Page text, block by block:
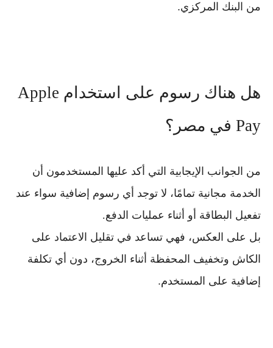
من البنك المركزي.
هل هناك رسوم على استخدام Apple
Pay في مصر؟
من الجوانب الإيجابية التي أكد عليها المستخدمون أن
الخدمة مجانية تمامًا، لا توجد أي رسوم إضافية سواء عند
تفعيل البطاقة أو أثناء عمليات الدفع.
بل على العكس، فهي تساعد في تقليل الاعتماد على
الكاش وتخفيف المحفظة أثناء الخروج، دون أي تكلفة
إضافية على المستخدم.